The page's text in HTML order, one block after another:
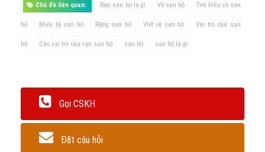
Chủ đề liên quan: Rạn san hô là gì Vẽ san hô Tìm hiểu về san
hô Miêu tả san hô Rặng san hô Viết về san hô Vai trò của san
hô Các vai trò của rạn san hô san hô san hô là gì
Gọi CSKH
Đặt câu hỏi